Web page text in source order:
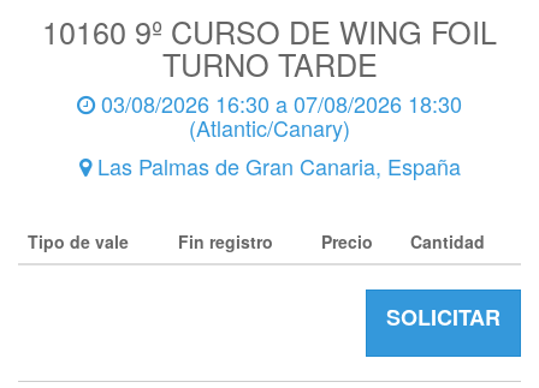
10160 9º CURSO DE WING FOIL
TURNO TARDE
03/08/2026 16:30 a07/08/2026 18:30
(Atlantic/Canary)
Las Palmas de Gran Canaria, España
Tipo de vale Fin registro Precio Cantidad
SOLICITAR